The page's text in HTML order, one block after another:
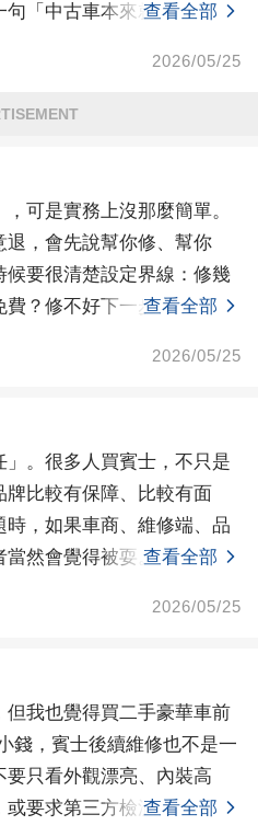
「中古車本來就這樣」可
查看全部
2026/05/25
可是實務上沒那麼簡單。
，會先說幫你修、幫你
要很清楚設定界線：修幾
？修不好下一步怎麼辦？
查看全部
2026/05/25
。很多人買賓士，不只是
牌比較有保障、比較有面
，如果車商、維修端、品
然會覺得被耍。當然，如
查看全部
2026/05/25
我也覺得買二手豪華車前
錢，賓士後續維修也不是一
只看外觀漂亮、內裝高
要求第三方檢測。尤其試
查看全部